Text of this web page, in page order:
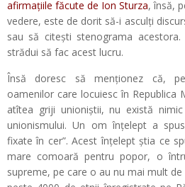
afirmațiile făcute de Ion Sturza, însă,
vedere, este de dorit să-i asculți
sau să citești stenograma
strădui să fac acest lucru.
Însă doresc să menționez că,
oamenilor care locuiesc în Republica
atîtea griji unioniștii, nu există
unionismului. Un om înțelept a
fixate în cer”. Acest înțelept știa ce
mare comoară pentru popor, o
supreme, pe care o au nu mai mult